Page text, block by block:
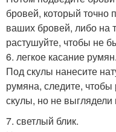
бровей, который точно
ваших бровей, либо на
растушуйте, чтобы не
6. легкое касание румян.
Под скулы нанесите
румяна, следите,
скулы, но не
7. светлый блик.